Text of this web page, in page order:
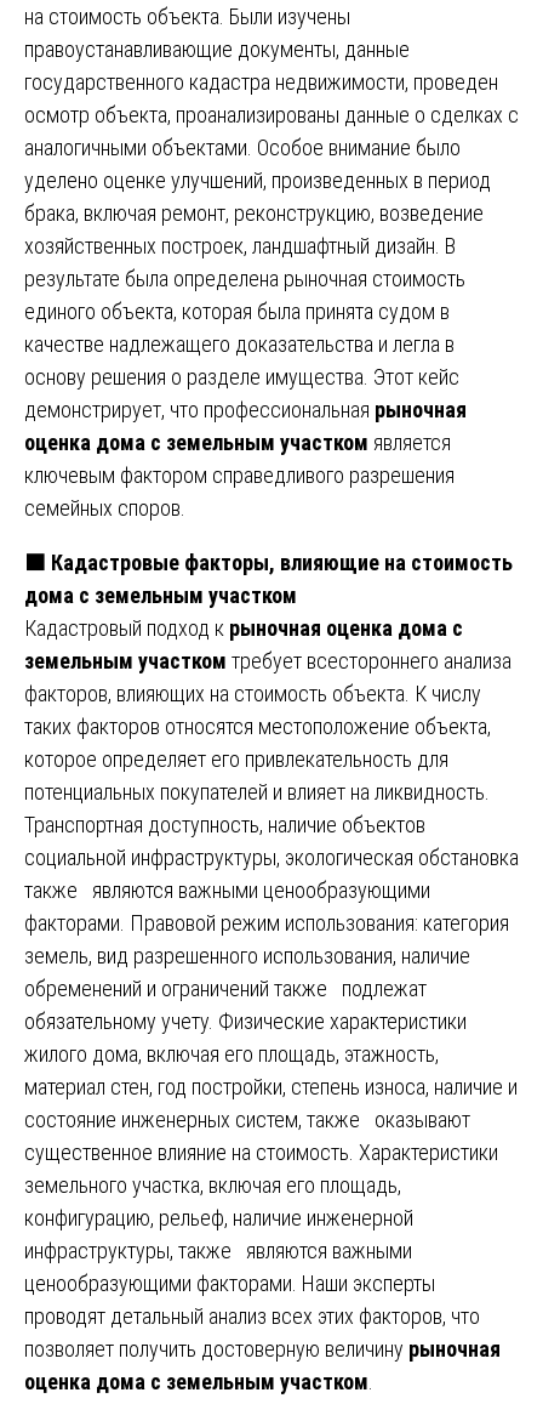
на стоимость объекта. Были изучены
правоустанавливающие документы, данные
государственного кадастра недвижимости, проведен
осмотр объекта, проанализированы данные о сделках с
аналогичными объектами. Особое внимание было
уделено оценке улучшений, произведенных в период
брака, включая ремонт, реконструкцию, возведение
хозяйственных построек, ландшафтный дизайн. В
результате была определена рыночная стоимость
единого объекта, которая была принята судом в
качестве надлежащего доказательства и легла в
основу решения о разделе имущества. Этот кейс
демонстрирует, что профессиональная рыночная
оценка дома с земельным участком является
ключевым фактором справедливого разрешения
семейных споров.
🟧 Кадастровые факторы, влияющие на стоимость
дома с земельным участком
Кадастровый подход к рыночная оценка дома с
земельным участком требует всестороннего анализа
факторов, влияющих на стоимость объекта. К числу
таких факторов относятся местоположение объекта,
которое определяет его привлекательность для
потенциальных покупателей и влияет на ликвидность.
Транспортная доступность, наличие объектов
социальной инфраструктуры, экологическая обстановка
также являются важными ценообразующими
факторами. Правовой режим использования: категория
земель, вид разрешенного использования, наличие
обременений и ограничений также подлежат
обязательному учету. Физические характеристики
жилого дома, включая его площадь, этажность,
материал стен, год постройки, степень износа, наличие и
состояние инженерных систем, также оказывают
существенное влияние на стоимость. Характеристики
земельного участка, включая его площадь,
конфигурацию, рельеф, наличие инженерной
инфраструктуры, также являются важными
ценообразующими факторами. Наши эксперты
проводят детальный анализ всех этих факторов, что
позволяет получить достоверную величину рыночная
оценка дома с земельным участком